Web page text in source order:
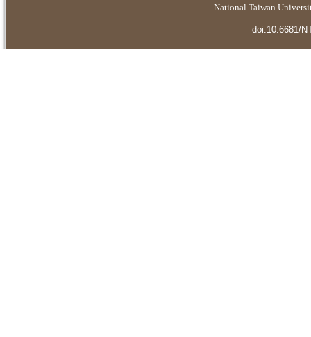
National Taiwan
doi:10.6681/